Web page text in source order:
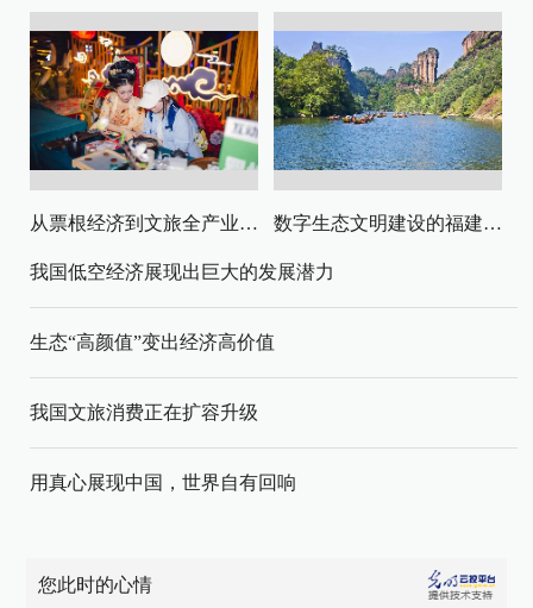
从票根经济到文旅全产业链升级 数字生态文明建设的福建路径与启示
我国低空经济展现出巨大的发展潜力
生态“高颜值”变出经济高价值
我国文旅消费正在扩容升级
用真心展现中国，世界自有回响
您此时的心情